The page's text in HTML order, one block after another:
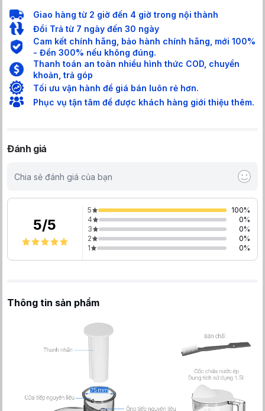
Giao hàng từ 2 giờ đến 4 giờ trong nội thành
Đổi Trả từ 7 ngày đến 30 ngày
Cam kết chính hãng, bảo hành chính hãng, mới 100%
- Đền 300% nếu không đúng.
Thanh toán an toàn nhiều hình thức COD, chuyển
khoản, trả góp
Tối ưu vận hành để giá bán luôn rẻ hơn.
Phục vụ tận tâm để được khách hàng giới thiệu thêm.
Đánh giá
Chia sẻ đánh giá của bạn
5/5
5 100%
4
0%
3
0%
2
0%
1
0%
Thông tin sản phẩm